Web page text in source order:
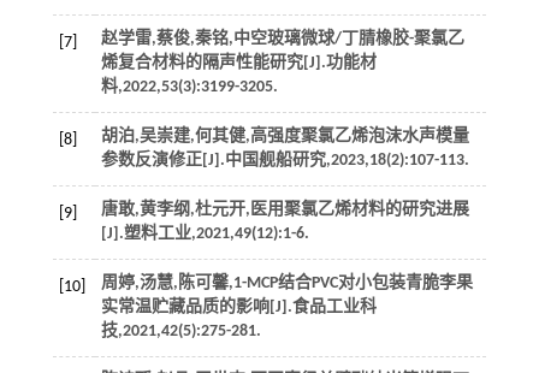
[7]
赵学雷,蔡俊,秦铭,中空玻璃微球/丁腈橡胶-聚氯乙
烯复合材料的隔声性能研究[J].功能材
料,2022,53(3):3199-3205.
[8]
胡泊,吴崇建,何其健,高强度聚氯乙烯泡沫水声模量
参数反演修正[J].中国舰船研究,2023,18(2):107-113.
[9]
唐敢,黄李纲,杜元开,医用聚氯乙烯材料的研究进展
[J].塑料工业,2021,49(12):1-6.
[10]
周婷,汤慧,陈可馨,1-MCP结合PVC对小包装青脆李果
实常温贮藏品质的影响[J].食品工业科
技,2021,42(5):275-281.